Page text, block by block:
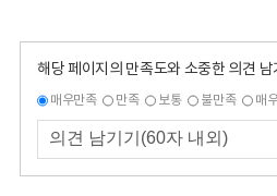
해당 페이지의 만족도와 소중한 의견 남
매우만족 만족 보통 불만족 매